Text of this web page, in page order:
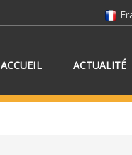
ACCUEIL ACTUALITÉ